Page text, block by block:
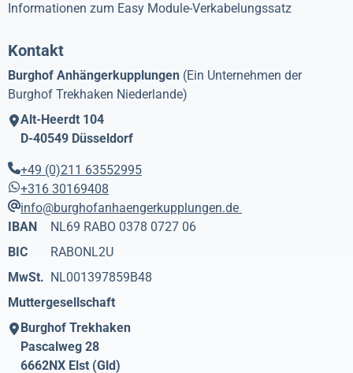
Informationen zum Easy Module-Verkabelungssatz
Kontakt
Burghof Anhängerkupplungen (Ein Unternehmen der
Burghof Trekhaken Niederlande)
Alt-Heerdt 104
D-40549 Düsseldorf
+49 (0)211 63552995
+316 30169408
info@burghofanhaengerkupplungen.de
IBAN
NL69 RABO 0378 0727 06
BIC
RABONL2U
MwSt. NL001397859B48
Muttergesellschaft
Burghof Trekhaken
Pascalweg 28
6662NX Elst (Gld)